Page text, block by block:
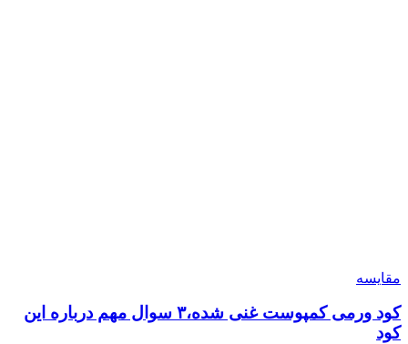
مقایسه
کود ورمی کمپوست غنی شده،۳ سوال مهم درباره این
کود